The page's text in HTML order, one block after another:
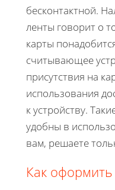
бесконтактной.
ленты говорит о
карты
считывающее
присутствия на
использования
к устройству.
удобны в
вам, решаете
Как